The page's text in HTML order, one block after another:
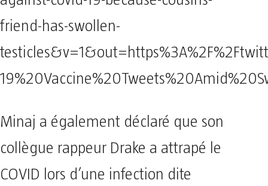
friend-has-swollen-
Minaj a également déclaré que son
collègue rappeur Drake a attrapé le
COVID lors d’une infection dite